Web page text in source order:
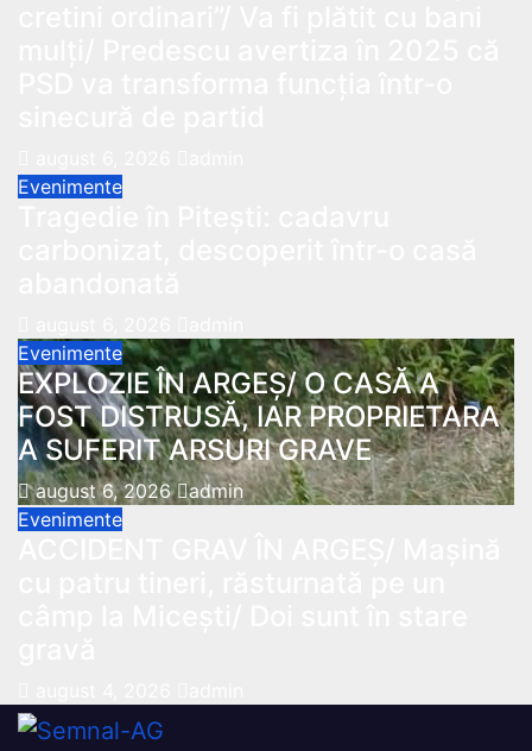
Evenimente
Evenimente
EXPLOZIE ÎN ARGEȘ/ O CASĂ A
FOST DISTRUSĂ, IAR PROPRIETARA
A SUFERIT ARSURI GRAVE
august 6, 2026 admin
Evenimente